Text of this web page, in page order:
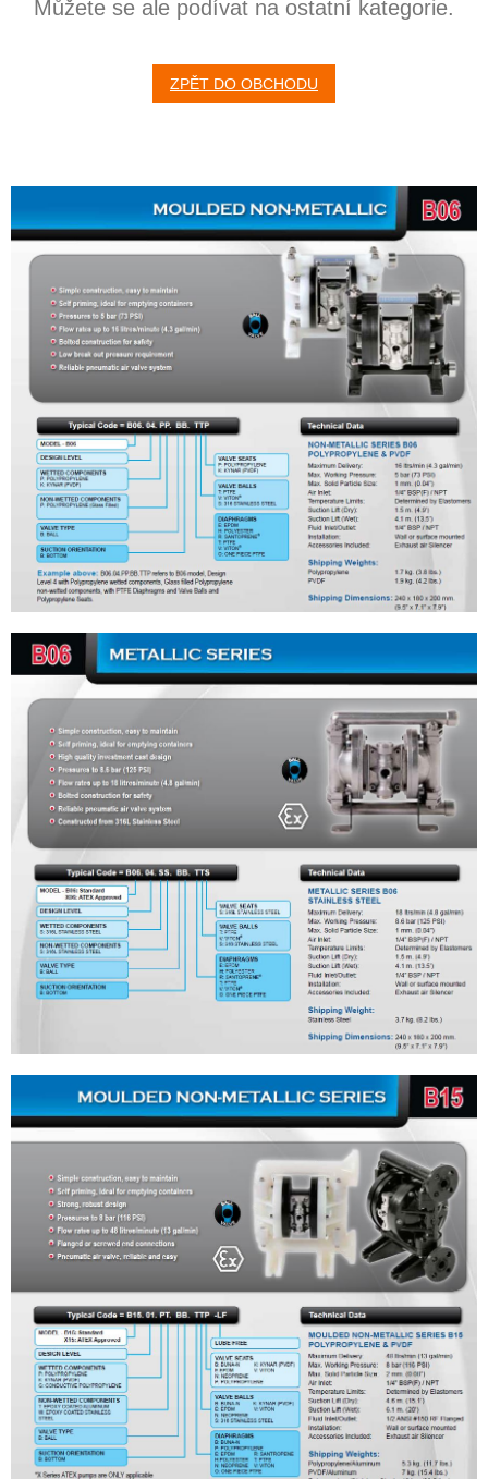
Můžete se ale podívat na ostatní kategorie.
ZPĚT DO OBCHODU